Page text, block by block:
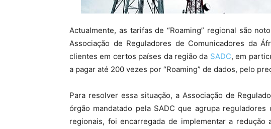
Actualmente, as tarifas de “Roaming” regional são
Associação de Reguladores de Comunicadores da
clientes em certos países da região da SADC, em
a pagar até 200 vezes por “Roaming” de dados, pelo
Para resolver essa situação, a Associação de
órgão mandatado pela SADC que agrupa
regionais, foi encarregada de implementar a